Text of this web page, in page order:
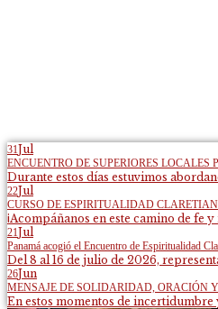
31Jul
ENCUENTRO DE SUPERIORES LOCALES
Durante estos días estuvimos
22Jul
CURSO DE ESPIRITUALIDAD
¡Acompáñanos en este camino de fe y
21Jul
Panamá acogió el Encuentro de Espiritualidad
Del 8 al 16 de julio de 2026,
26Jun
MENSAJE DE SOLIDARIDAD, ORACIÓN
En estos momentos de